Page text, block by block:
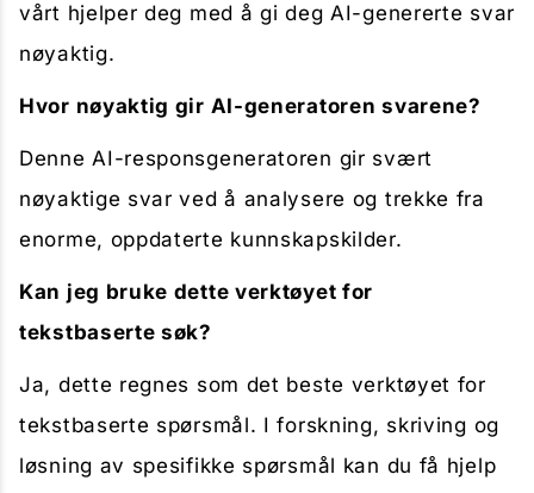
vårt hjelper deg med å gi deg AI-genererte svar
nøyaktig.
Hvor nøyaktig gir AI-generatoren svarene?
Denne AI-responsgeneratoren gir svært
nøyaktige svar ved å analysere og trekke fra
enorme, oppdaterte kunnskapskilder.
Kan jeg bruke dette verktøyet for
tekstbaserte søk?
Ja, dette regnes som det beste verktøyet for
tekstbaserte spørsmål. I forskning, skriving og
løsning av spesifikke spørsmål kan du få hjelp